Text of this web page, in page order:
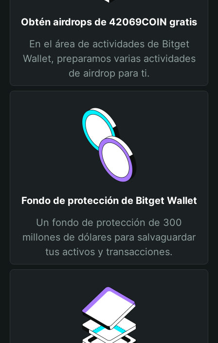
Obtén airdrops de 42069COIN gratis
En el área de actividades de Bitget
Wallet, preparamos varias actividades
de airdrop para ti.
Fondo de protección de Bitget Wallet
Un fondo de protección de 300
millones de dólares para salvaguardar
tus activos y transacciones.